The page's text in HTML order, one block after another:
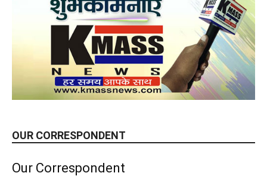
OUR CORRESPONDENT
Our Correspondent